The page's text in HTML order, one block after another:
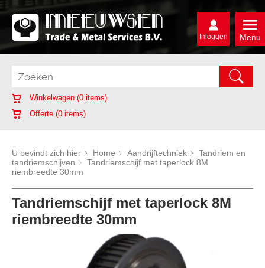
Menu
Inloggen
Winkelwagen (0 items)
Offerte (0 items)
U bevindt zich hier Home Aandrijftechniek
Tandriem en
tandriemschijven
Tandriemschijf met taperlock 8M
riembreedte 30mm
Tandriemschijf met taperlock 8M
riembreedte 30mm